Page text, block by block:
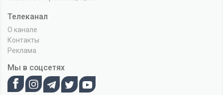
Телеканал
О канале
Контакты
Реклама
Мы в соцсетях